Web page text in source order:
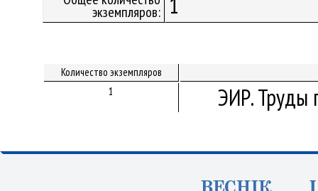
экземпляров:
Количество экземпляров
1
ЭИР. Труды